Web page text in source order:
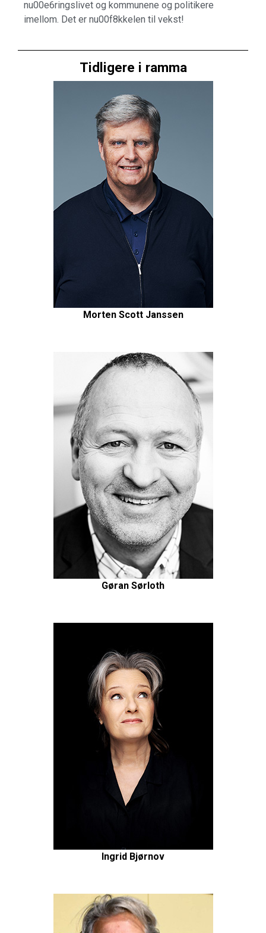
nu00e6ringslivet og kommunene og politikere
imellom. Det er nu00f8kkelen til vekst!
Tidligere i ramma
Morten Scott Janssen
Gøran Sørloth
Ingrid Bjørnov